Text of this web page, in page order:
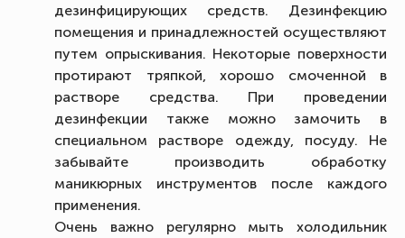
дезинфицирующих средств. Дезинфекцию
помещения и принадлежностей осуществляют
путем опрыскивания. Некоторые поверхности
протирают тряпкой, хорошо смоченной в
растворе средства. При проведении
дезинфекции также можно замочить в
специальном растворе одежду, посуду. Не
забывайте производить обработку
маникюрных инструментов после каждого
применения.
Очень важно регулярно мыть холодильник